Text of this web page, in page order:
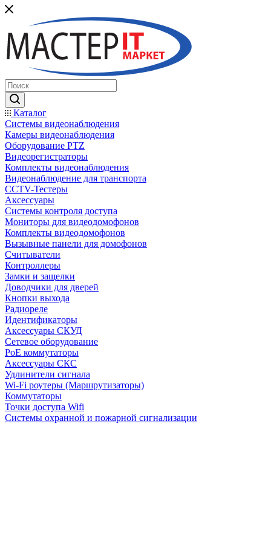
Каталог
Системы видеонаблюдения
Камеры видеонаблюдения
Оборудование PTZ
Видеорегистраторы
Комплекты видеонаблюдения
Видеонаблюдение для транспорта
CCTV-Тестеры
Аксессуары
Системы контроля доступа
Мониторы для видеодомофонов
Комплекты видеодомофонов
Вызывные панели для домофонов
Считыватели
Контроллеры
Замки и защелки
Доводчики для дверей
Кнопки выхода
Радиореле
Идентификаторы
Аксессуары СКУД
Сетевое оборудование
PoE коммутаторы
Аксессуары СКС
Удлинители сигнала
Wi-Fi роутеры (Маршрутизаторы)
Коммутаторы
Точки доступа Wifi
Системы охранной и пожарной сигнализации